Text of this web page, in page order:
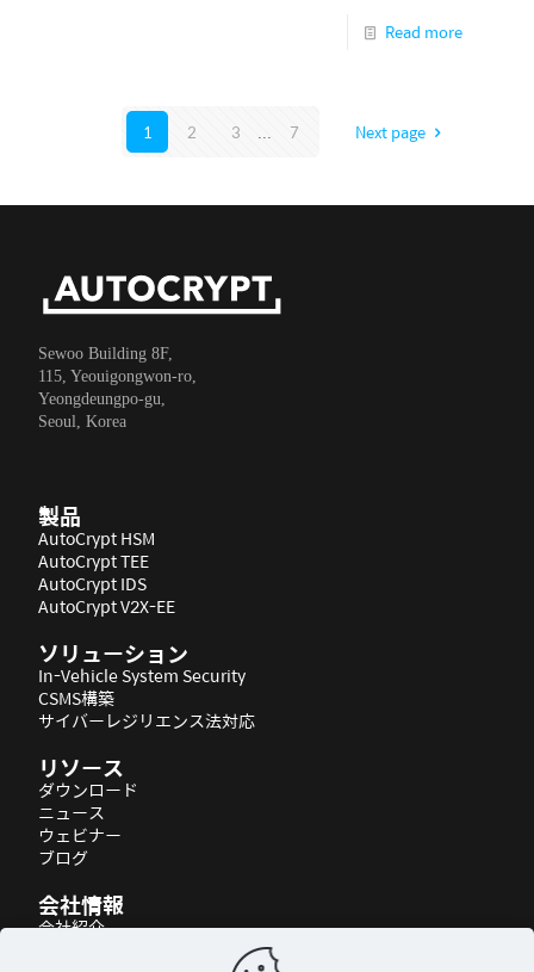
Read more
1 2 3 ... 7 Next page
Sewoo Building 8F,
115, Yeouigongwon-ro,
Yeongdeungpo-gu,
Seoul, Korea
製品
AutoCrypt HSM
AutoCrypt TEE
AutoCrypt IDS
AutoCrypt V2X-EE
ソリューション
In-Vehicle System Security
CSMS構築
サイバーレジリエンス法対応
リソース
ダウンロード
ニュース
ウェビナー
ブログ
会社情報
会社紹介